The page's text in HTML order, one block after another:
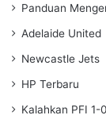
Panduan
Adelaide United
Newcastle Jets
HP Terbaru
Kalahkan PFI 1-0